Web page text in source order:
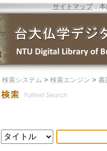
サイトマップ．本
検索システム > 検索エンジン > 書